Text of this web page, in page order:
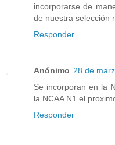
incorporarse de
de nuestra selección
Responder
Anónimo 28 de
Se incorporan en la
la NCAA N1 el
Responder